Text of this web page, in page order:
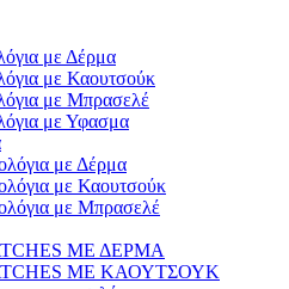
με Δέρμα
με Καουτσούκ
με Μπρασελέ
με Υφασμα
με Δέρμα
με Καουτσούκ
με Μπρασελέ
ΜΕ ΔΕΡΜΑ
ΜΕ ΚΑΟΥΤΣΟΥΚ